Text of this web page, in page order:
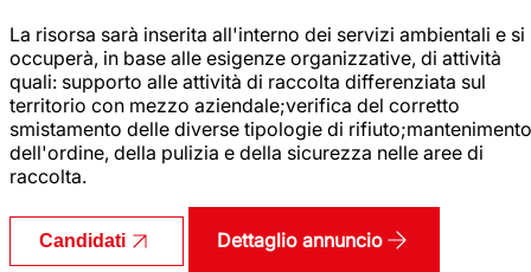
La risorsa sarà inserita all'interno dei servizi ambientali e si
occuperà, in base alle esigenze organizzative, di attività
quali: supporto alle attività di raccolta differenziata sul
territorio con mezzo aziendale;verifica del corretto
smistamento delle diverse tipologie di rifiuto;mantenimento
dell'ordine, della pulizia e della sicurezza nelle aree di
raccolta.
Candidati Dettaglio annuncio